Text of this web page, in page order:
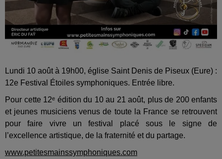
Lundi 10 août à 19h00, église Saint Denis de Piseux (Eure) :
12e Festival Étoiles symphoniques. Entrée libre.
Pour cette 12ᵉ édition du 10 au 21 août, plus de 200 enfants
et jeunes musiciens venus de toute la France se retrouvent
pour faire vivre un festival placé sous le signe de
l’excellence artistique, de la fraternité et du partage.
www.petitesmainssymphoniques.com